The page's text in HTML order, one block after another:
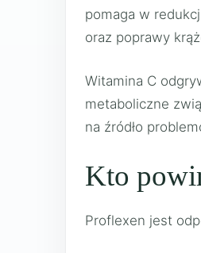
pomaga w
oraz poprawy
Witamina C
metaboliczne
na źródło
Kto
Proflexen jest